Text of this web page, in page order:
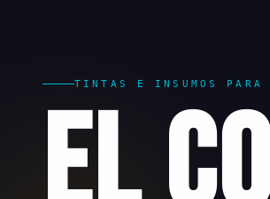
TINTAS E INSUMOS PARA